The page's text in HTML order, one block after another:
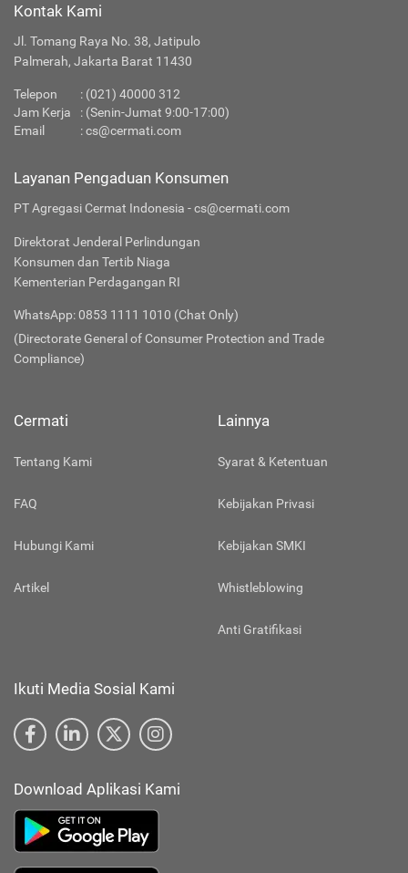
Kontak Kami
Jl. Tomang Raya No. 38, Jatipulo
Palmerah, Jakarta Barat 11430
Telepon : (021) 40000 312
Jam Kerja
: (Senin-Jumat 9:00-17:00)
Email
:cs@cermati.com
Layanan Pengaduan Konsumen
PT Agregasi Cermat Indonesia - cs@cermati.com
Direktorat Jenderal Perlindungan
Konsumen dan Tertib Niaga
Kementerian Perdagangan RI
WhatsApp: 0853 1111 1010 (Chat Only)
(Directorate General of Consumer Protection and Trade
Compliance)
Cermati
Tentang Kami
FAQ
Hubungi Kami
Artikel
Lainnya
Syarat & Ketentuan
Kebijakan Privasi
Kebijakan SMKI
Whistleblowing
Anti Gratifikasi
Ikuti Media Sosial Kami
Download Aplikasi Kami